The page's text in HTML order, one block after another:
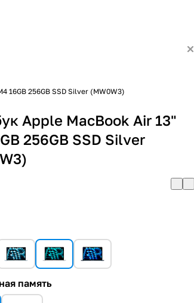
16GB 256GB SSD Silver (MW0W3)
Apple MacBook Air 13"
256GB SSD Silver
память